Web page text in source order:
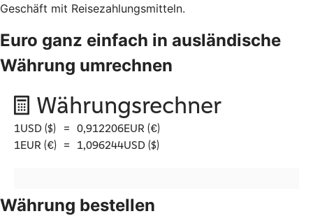
Geschäft mit Reisezahlungsmitteln.
Euro ganz einfach in ausländische
Währung umrechnen
Währung bestellen